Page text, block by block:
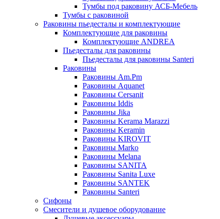
Тумбы под раковину АСБ-Мебель
Тумбы с раковиной
Раковины пьедесталы и комплектующие
Комплектующие для раковины
Комплектующие ANDREA
Пьедесталы для раковины
Пьедесталы для раковины Santeri
Раковины
Раковины Am.Pm
Раковины Aquanet
Раковины Cersanit
Раковины Iddis
Раковины Jika
Раковины Kerama Marazzi
Раковины Keramin
Раковины KIROVIT
Раковины Marko
Раковины Melana
Раковины SANITA
Раковины Sanita Luxe
Раковины SANTEK
Раковины Santeri
Сифоны
Смесители и душевое оборудование